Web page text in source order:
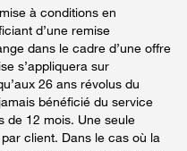
à conditions en
d’une remise
dans le cadre d’une offre
s’appliquera sur
26 ans révolus du
bénéficié du service
de 12 mois. Une seule
client. Dans le cas où la